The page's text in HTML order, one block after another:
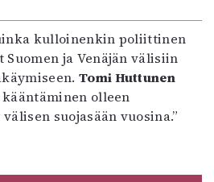
kulloinenkin poliittinen
ja Venäjän välisiin
Tomi Huttunen
olleen
suojasään vuosina.”